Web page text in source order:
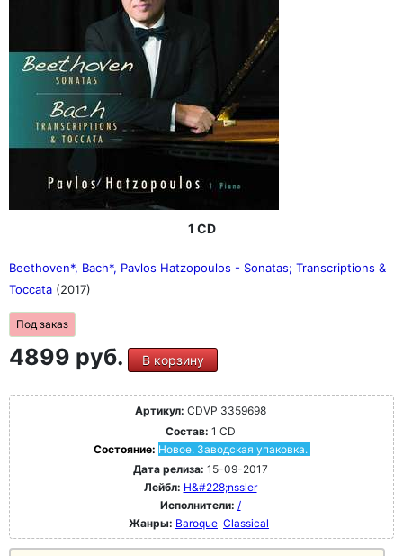
1 CD
Beethoven*, Bach*, Pavlos Hatzopoulos - Sonatas; Transcriptions &
Toccata (2017)
Под заказ
4899 руб. В корзину
Артикул: CDVP 3359698
Состав: 1 CD
Состояние: Новое. Заводская упаковка.
Дата релиза: 15-09-2017
Лейбл: H&#228;nssler
Исполнители: /
Жанры: Baroque Classical